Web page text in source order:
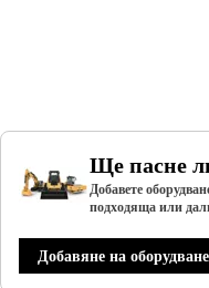
Ще пасне
Добавете
подходяща или
Добавяне на оборудване